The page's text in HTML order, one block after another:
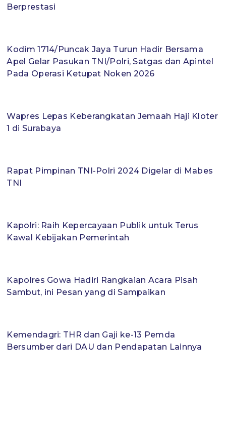
Berprestasi
Kodim 1714/Puncak Jaya Turun Hadir Bersama
Apel Gelar Pasukan TNI/Polri, Satgas dan Apintel
Pada Operasi Ketupat Noken 2026
Wapres Lepas Keberangkatan Jemaah Haji Kloter
1 di Surabaya
Rapat Pimpinan TNI-Polri 2024 Digelar di Mabes
TNI
Kapolri: Raih Kepercayaan Publik untuk Terus
Kawal Kebijakan Pemerintah
Kapolres Gowa Hadiri Rangkaian Acara Pisah
Sambut, ini Pesan yang di Sampaikan
Kemendagri: THR dan Gaji ke-13 Pemda
Bersumber dari DAU dan Pendapatan Lainnya